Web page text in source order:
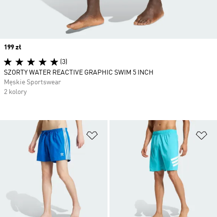
Dodaj do listy życzeń
Price
199 zł
(3)
SZORTY WATER REACTIVE GRAPHIC SWIM 5 INCH
Męskie Sportswear
2 kolory